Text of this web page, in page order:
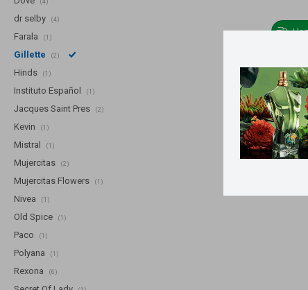
dr selby (4)
Farala (1)
Gillette (2)
Hinds (1)
Instituto Español (1)
Jacques Saint Pres (2)
Kevin (1)
Mistral (1)
Mujercitas (2)
Mujercitas Flowers (1)
Nivea (1)
Old Spice (1)
Paco (1)
Polyana (1)
Rexona (6)